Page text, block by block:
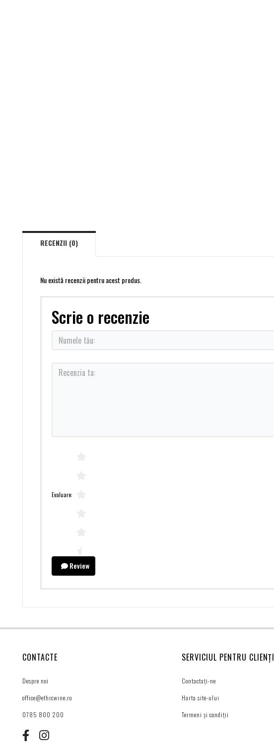
RECENZII (0)
Nu există recenzii pentru acest produs.
Scrie o recenzie
Evaluare:
Review
CONTACTE
Despre noi
office@ethicwine.ro
0785 800 200
SERVICIUL PENTRU CLIENȚI
Contactați-ne
Harta site-ului
Termeni și condiții